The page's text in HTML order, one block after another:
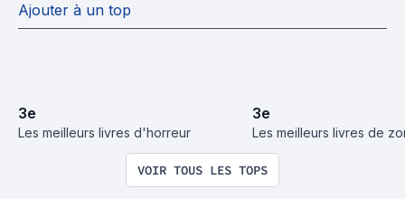
Ajouter à un top
3e
Les meilleurs livres d'horreur
3e
Les meilleurs livres de
VOIR TOUS LES TOPS